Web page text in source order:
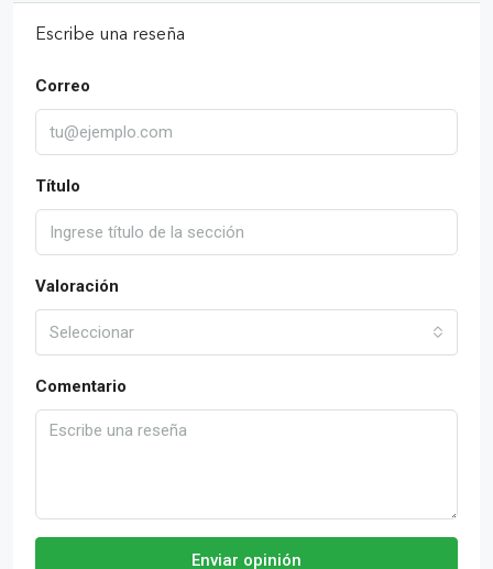
Escribe una reseña
Correo
Título
Valoración
Seleccionar
Comentario
Enviar opinión